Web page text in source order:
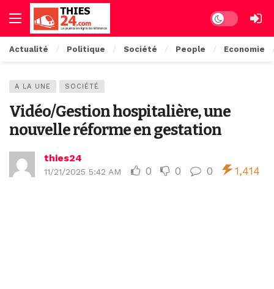
Dark mode
Actualité Politique Société People Economie
A LA UNE SOCIÉTÉ
Vidéo/Gestion hospitalière, une
nouvelle réforme en gestation
thies24
11/21/2025 5:42 AM 0 0 0 1,414